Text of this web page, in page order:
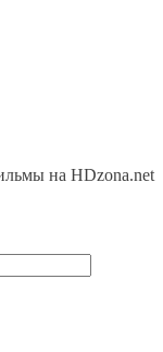
на HDzona.net